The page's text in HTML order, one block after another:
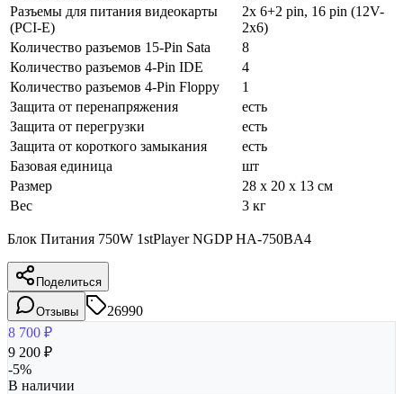
Разъемы для питания видеокарты
(PCI-E)
2x 6+2 pin, 16 pin (12V-
2x6)
Количество разъемов 15-Pin Sata
8
Количество разъемов 4-Pin IDE
4
Количество разъемов 4-Pin Floppy
1
Защита от перенапряжения
есть
Защита от перегрузки
есть
Защита от короткого замыкания
есть
Базовая единица
шт
Размер
28 x 20 x 13 см
Вес
3 кг
Блок Питания 750W 1stPlayer NGDP HA-750BA4
Поделиться
Отзывы
26990
8 700 ₽
9 200 ₽
-5%
В наличии